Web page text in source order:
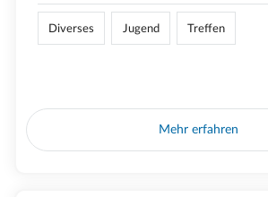
Diverses Jugend Treffen
Mehr erfahren